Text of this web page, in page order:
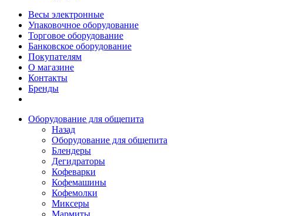
Весы электронные
Упаковочное оборудование
Торговое оборудование
Банковское оборудование
Покупателям
О магазине
Контакты
Бренды
Оборудование для общепита
Назад
Оборудование для общепита
Блендеры
Дегидраторы
Кофеварки
Кофемашины
Кофемолки
Миксеры
Мармиты